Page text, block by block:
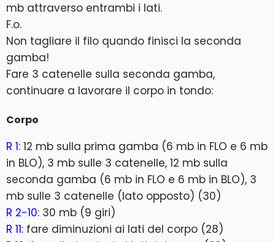
mb attraverso entrambi i lati.
F.o.
Non tagliare il filo quando finisci la seconda
gamba!
Fare 3 catenelle sulla seconda gamba,
continuare a lavorare il corpo in tondo:
Corpo
R 1: 12 mb sulla prima gamba (6 mb in FLO e 6 mb
in BLO), 3 mb sulle 3 catenelle, 12 mb sulla
seconda gamba (6 mb in FLO e 6 mb in BLO), 3
mb sulle 3 catenelle (lato opposto) (30)
R 2-10: 30 mb (9 giri)
R 11: fare diminuzioni ai lati del corpo (28)